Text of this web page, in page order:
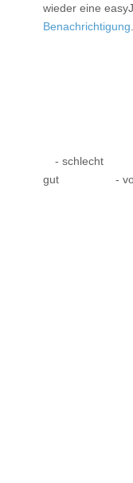
wieder eine
Benachrichtigung
- schlecht
gut
-